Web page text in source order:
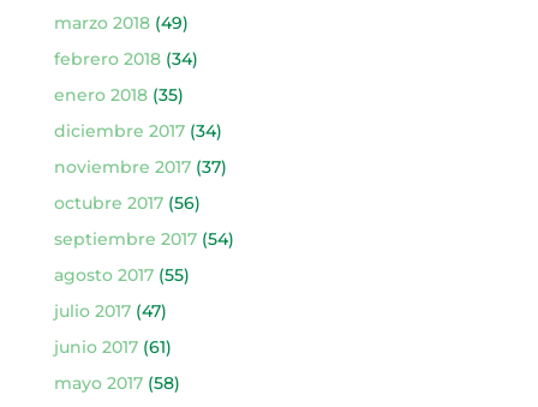
marzo 2018(49)
febrero 2018(34)
enero 2018(35)
diciembre 2017(34)
noviembre 2017(37)
octubre 2017(56)
septiembre 2017(54)
agosto 2017(55)
julio 2017(47)
junio 2017(61)
mayo 2017(58)